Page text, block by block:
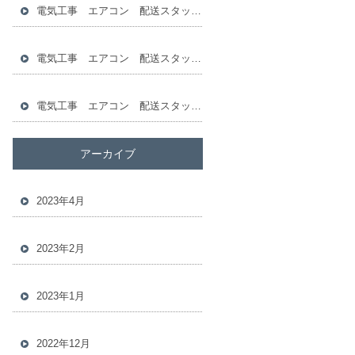
アーカイブ
2023年4月
2023年2月
2023年1月
2022年12月